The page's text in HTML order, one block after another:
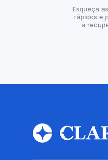
Esqueça
rápidos e
a